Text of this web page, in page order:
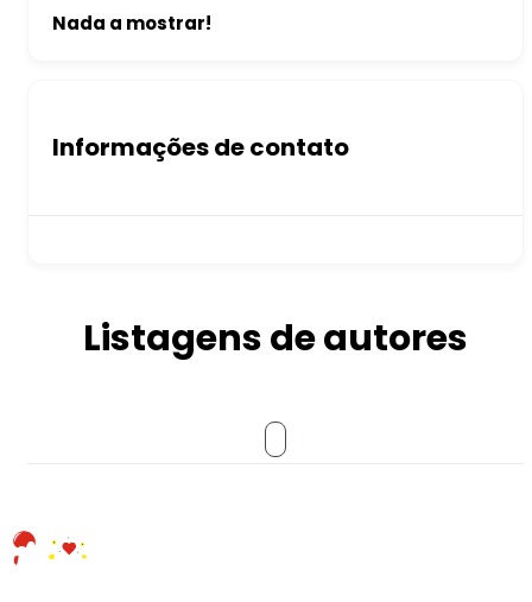
Nada a mostrar!
Informações de contato
Listagens de autores